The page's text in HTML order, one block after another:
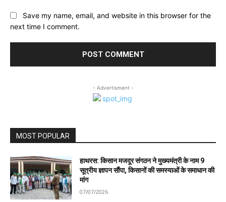
Save my name, email, and website in this browser for the
next time I comment.
- Advertisment -
MOST POPULAR
हाथरस: किसान मजदूर संगठन ने मुख्यमंत्री के नाम 9
सूत्रीय ज्ञापन सौंपा, किसानों की समस्याओं के समाधान की
मांग
07/07/2026